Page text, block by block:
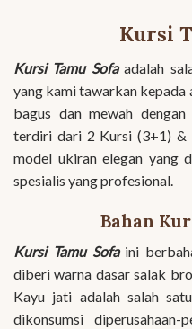
Kursi
Kursi Tamu Sofaadalah
yang kami tawarkan kepada
bagus dan mewah
terdiri dari 2 Kursi (3+1) &
model ukiran elegan yang
spesialis yang profesional.
Bahan
Kursi Tamu Sofaini
diberi warna dasar salak
Kayu jati adalah salah
dikonsumsi